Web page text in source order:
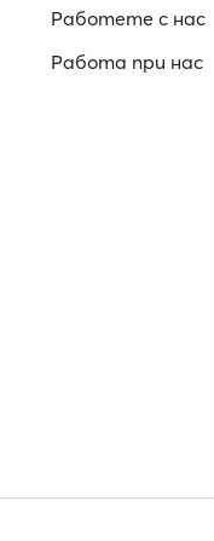
Работете с нас
Работa при нас